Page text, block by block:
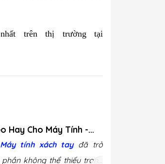
trên thị trường tại
Hay Cho Máy Tính -
Năng và Tiện Ích Cho
tính xách tayđã trở
không thể thiếu trong